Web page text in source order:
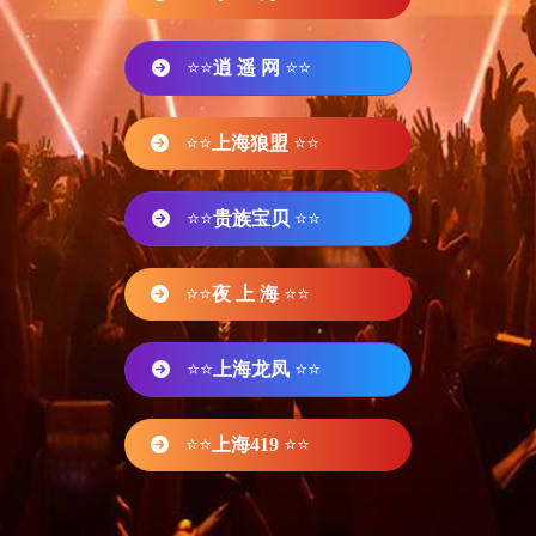
⭐⭐逍 遥 网 ⭐⭐
⭐⭐ 上海狼盟 ⭐⭐
⭐⭐贵族宝贝 ⭐⭐
⭐⭐夜 上 海 ⭐⭐
⭐⭐ 上海龙凤 ⭐⭐
⭐⭐ 上海419 ⭐⭐